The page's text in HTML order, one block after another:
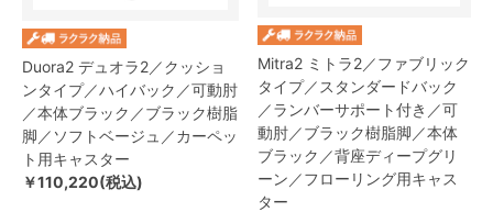
Duora2 デュオラ2／クッショ
ンタイプ／ハイバック／可動肘
／本体ブラック／ブラック樹脂
脚／ソフトベージュ／カーペッ
ト用キャスター
￥110,220(税込)
Mitra2 ミトラ2／ファブリック
タイプ／スタンダードバック
／ランバーサポート付き／可
動肘／ブラック樹脂脚／本体
ブラック／背座ディープグリ
ーン／フローリング用キャス
ター